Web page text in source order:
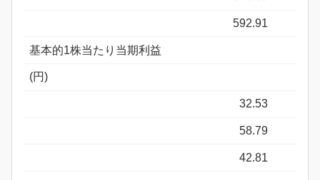
592.91
基本的1株当たり当期利益
(円)
32.53
58.79
42.81